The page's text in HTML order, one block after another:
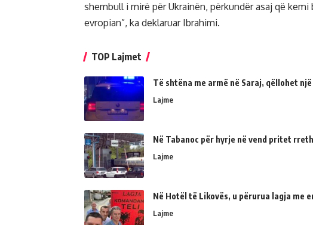
shembull i mirë për Ukrainën, përkundër asaj që
evropian”, ka deklaruar Ibrahimi.
TOP Lajmet
Të shtëna me armë në Saraj, qëllohet
Lajme
Në Tabanoc për hyrje në vend pritet
Lajme
Në Hotël të Likovës, u përurua lagja me
Lajme